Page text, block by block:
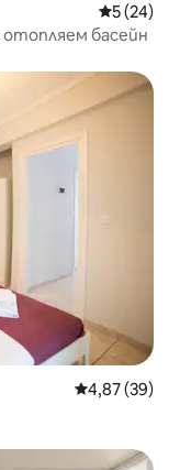
Средна
5 (24)
отопляем басейн
Средна
4,87 (39)